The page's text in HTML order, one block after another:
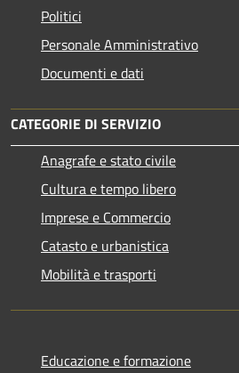
Politici
Personale Amministrativo
Documenti e dati
CATEGORIE DI SERVIZIO
Anagrafe e stato civile
Cultura e tempo libero
Imprese e Commercio
Catasto e urbanistica
Mobilità e trasporti
Educazione e formazione